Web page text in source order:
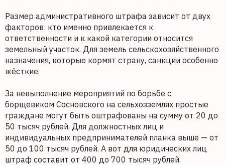
Размер административного штрафа зависит от двух
факторов: кто именно привлекается к
ответственности и к какой категории относится
земельный участок. Для земель сельскохозяйственного
назначения, которые кормят страну, санкции особенно
жёсткие.
За невыполнение мероприятий по борьбе с
борщевиком Сосновского на сельхозземлях простые
граждане могут быть оштрафованы на сумму от 20 до
50 тысяч рублей. Для должностных лиц и
индивидуальных предпринимателей планка выше — от
50 до 100 тысяч рублей. А вот для юридических лиц
штраф составит от 400 до 700 тысяч рублей.